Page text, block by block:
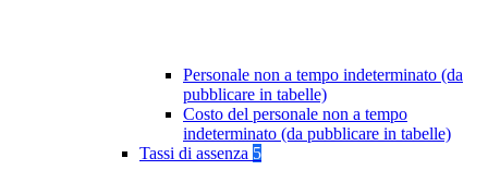
Personale non a tempo indeterminato (da
pubblicare in tabelle)
Costo del personale non a tempo
indeterminato (da pubblicare in tabelle)
Tassi di assenza 5